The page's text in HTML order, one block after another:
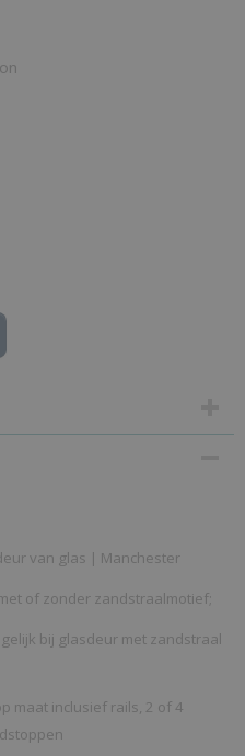
van glas | Manchester
of zonder zandstraalmotief;
bij glasdeur met zandstraal
maat inclusief rails, 2 of 4